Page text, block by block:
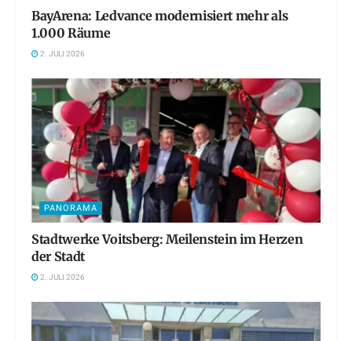
BayArena: Ledvance modernisiert mehr als
1.000 Räume
2. JULI 2026
PANORAMA
Stadtwerke Voitsberg: Meilenstein im Herzen
der Stadt
2. JULI 2026